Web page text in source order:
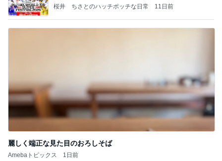
桜井 ちさとのハッチポッチな日常 11日前
麗しく端正な見た目のおろしそば
Amebaトピックス 1日前